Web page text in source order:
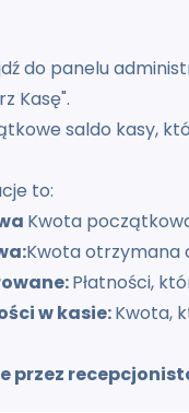
do panelu
Kasę".
saldo kasy,
to:
Kwota
Kwota otrzymana
Płatności,
w kasie:Kwota,
przez